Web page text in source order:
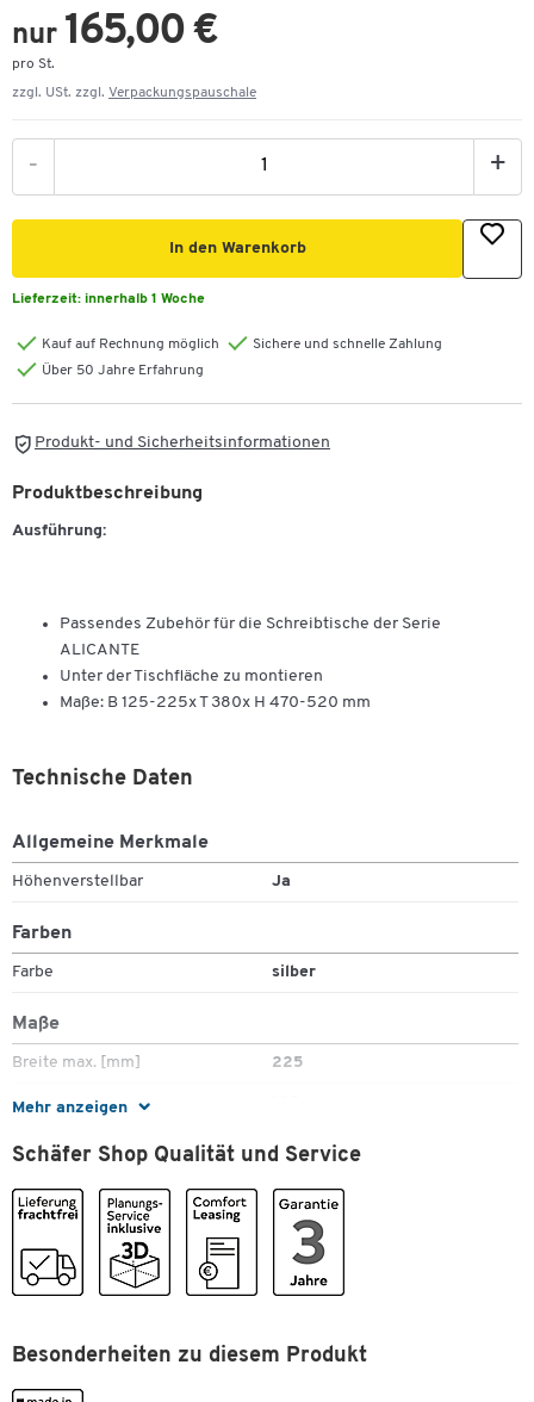
nur 165,00 €
pro St.
zzgl. USt. zzgl. Verpackungspauschale
- +
In den Warenkorb
Lieferzeit: innerhalb 1 Woche
Kauf auf Rechnung möglich
Sichere und schnelle Zahlung
Über 50 Jahre Erfahrung
Produkt- und Sicherheitsinformationen
Produktbeschreibung
Ausführung:
Passendes Zubehör für die Schreibtische der Serie
ALICANTE
Unter der Tischfläche zu montieren
Maße: B 125-225x T 380x H 470-520 mm
Mehr anzeigen
Technische Daten
Allgemeine Merkmale
Höhenverstellbar Ja
Farben
Farbe silber
Maße
Breite max. [mm] 225
Breite min. [mm]
Breite [mm] 225
Höhe von [mm] 470
Schäfer Shop Qualität und Service
Besonderheiten zu diesem Produkt